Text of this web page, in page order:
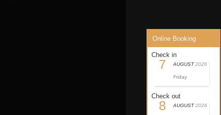
Online Booking
Check in
7 AUGUST 2026
Friday
Check out
8 AUGUST 2026